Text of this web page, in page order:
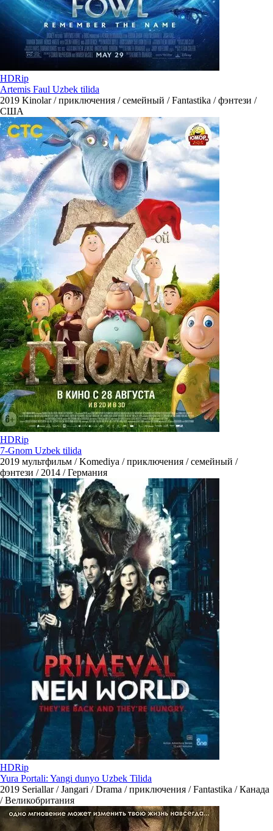
HDRip
Artemis Faul Uzbek tilida
2019 Kinolar / приключения / семейный / Fantastika / фэнтези /
США
HDRip
7-Gnom Uzbek tilida
2019 мультфильм / Komediya / приключения / семейный /
фэнтези / 2014 / Германия
HDRip
Yura Portali: Yangi dunyo Uzbek Tilida
2019 Seriallar / Jangari / Drama / приключения / Fantastika / Канада
/ Великобритания